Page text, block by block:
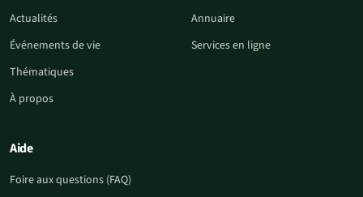
Actualités
Événements de vie
Thématiques
À propos
Annuaire
Services en ligne
Aide
Foire aux questions (FAQ)